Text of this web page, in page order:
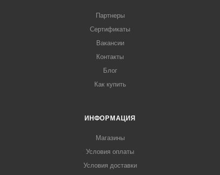
Партнеры
Сертификаты
Вакансии
Контакты
Блог
Как купить
ИНФОРМАЦИЯ
Магазины
Условия оплаты
Условия доставки